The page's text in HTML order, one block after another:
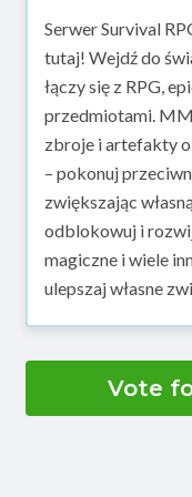
Serwer Survival
tutaj! Wejdź do
łączy się z RPG,
przedmiotami.
zbroje i artefakty
– pokonuj
zwiększając
odblokowuj i
magiczne i wiele
ulepszaj własne
Vote